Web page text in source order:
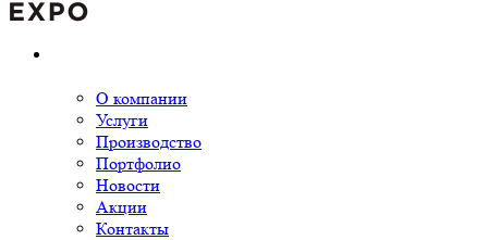
О компании
Услуги
Производство
Портфолио
Новости
Акции
Контакты